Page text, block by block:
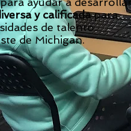
y calificadapara
de talento
de Michigan.